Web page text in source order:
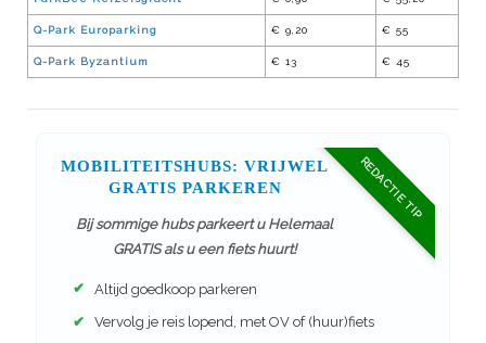
Q-Park Europarking € 9,20 € 55
Q-Park Byzantium € 13 € 45
REDACTIE TIP
MOBILITEITSHUBS: VRIJWEL
GRATIS PARKEREN
Bij sommige hubs parkeert u Helemaal
GRATIS als u een fiets huurt!
✔ Altijd goedkoop parkeren
✔ Vervolg je reis lopend, met OV of (huur)fiets